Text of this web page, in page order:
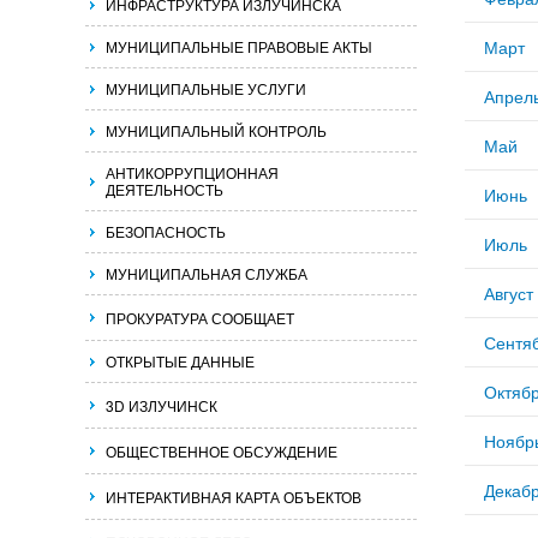
Март
Май
Июнь
Июль
Август
ИНФРАСТРУКТУРА ИЗЛУЧИНСКА
МУНИЦИПАЛЬНЫЕ ПРАВОВЫЕ АКТЫ
МУНИЦИПАЛЬНЫЕ УСЛУГИ
МУНИЦИПАЛЬНЫЙ КОНТРОЛЬ
АНТИКОРРУПЦИОННАЯ
ДЕЯТЕЛЬНОСТЬ
БЕЗОПАСНОСТЬ
МУНИЦИПАЛЬНАЯ СЛУЖБА
ПРОКУРАТУРА СООБЩАЕТ
ОТКРЫТЫЕ ДАННЫЕ
3D ИЗЛУЧИНСК
ОБЩЕСТВЕННОЕ ОБСУЖДЕНИЕ
ИНТЕРАКТИВНАЯ КАРТА ОБЪЕКТОВ